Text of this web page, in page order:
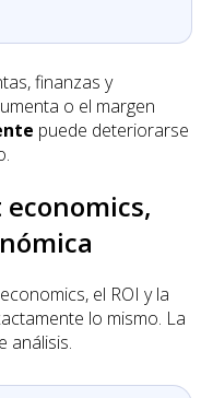
finanzas y
o el margen
puede deteriorarse
el ROI y la
lo mismo. La
análisis.